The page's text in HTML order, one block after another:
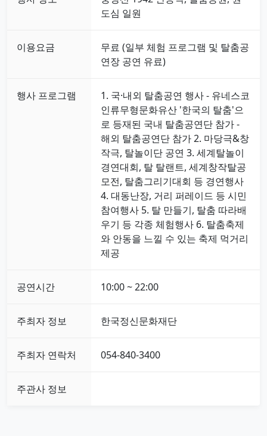
도심 일원
이용요금
무료 (일부 체험 프로그램 및 탈춤공
연장 공연 유료)
행사 프로그램
1. 국·내외 탈춤공연 행사 - 유네스코
인류무형문화유산 '한국의 탈춤'으
로 등재된 국내 탈춤공연단 참가 -
해외 탈춤공연단 참가 2. 마당극&창
작극, 탈놀이단 공연 3. 세계탈놀이
경연대회, 탈 탈랜트, 세계창작탈공
모전, 탈춤그리기대회 등 경연행사
4. 대동난장, 거리 퍼레이드 등 시민
참여행사 5. 탈 만들기, 탈춤 따라배
우기 등 각종 체험행사 6. 탈춤축제
와 안동을 느낄 수 있는 축제 먹거리
제공
공연시간 10:00 ~ 22:00
주최자 정보 한국정신문화재단
주최자 연락처 054-840-3400
주관사 정보